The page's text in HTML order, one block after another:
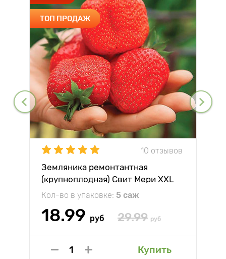
ТОП ПРОДАЖ
10 отзывов
Земляника ремонтантная
(крупноплодная) Свит Мери XXL
Кол-во в упаковке: 5 саж
18.99 руб 29.99 руб
Купить